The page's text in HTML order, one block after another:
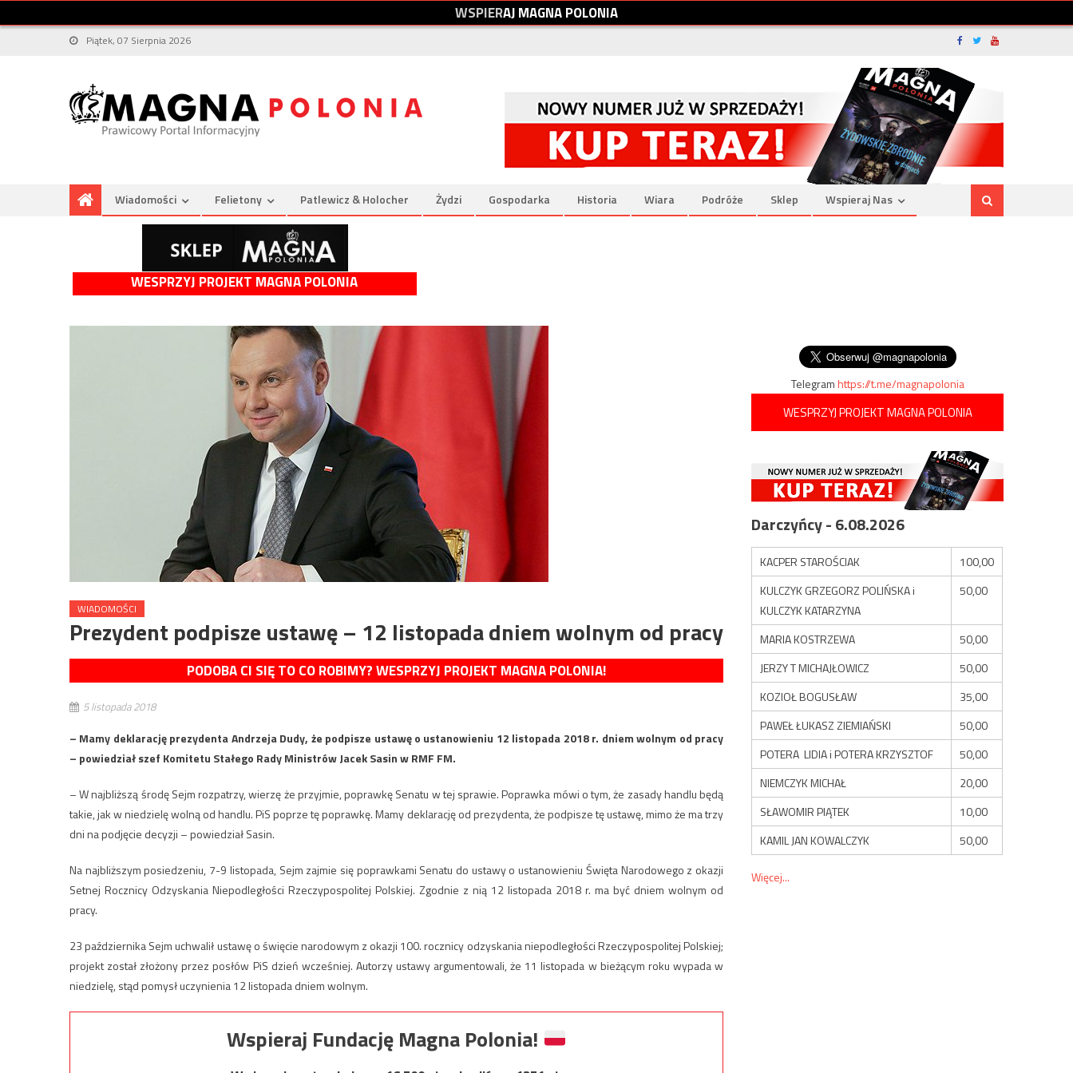
WSPIERAJMAGNAPOLONIA
Piątek, 07 Sierpnia 2026
Wiadomości Felietony Patlewicz & Holocher Żydzi Gospodarka Historia Wiara Podróże Sklep Wspieraj Nas
WESPRZYJ PROJEKT MAGNA POLONIA
WIADOMOŚCI
Prezydent podpisze ustawę – 12 listopada dniem wolnym od pracy
PODOBA CI SIĘ TO CO ROBIMY? WESPRZYJ PROJEKT MAGNA POLONIA!
5 listopada 2018
– Mamy deklarację prezydenta Andrzeja Dudy, że podpisze ustawę o ustanowieniu 12 listopada 2018 r. dniem wolnym od pracy
– powiedział szef Komitetu Stałego Rady Ministrów Jacek Sasin w RMF FM.
– W najbliższą środę Sejm rozpatrzy, wierzę że przyjmie, poprawkę Senatu w tej sprawie. Poprawka mówi o tym, że zasady handlu będą
takie, jak w niedzielę wolną od handlu. PiS poprze tę poprawkę. Mamy deklarację od prezydenta, że podpisze tę ustawę, mimo że ma trzy
dni na podjęcie decyzji – powiedział Sasin.
Na najbliższym posiedzeniu, 7-9 listopada, Sejm zajmie się poprawkami Senatu do ustawy o ustanowieniu Święta Narodowego z okazji
Setnej Rocznicy Odzyskania Niepodległości Rzeczypospolitej Polskiej. Zgodnie z nią 12 listopada 2018 r. ma być dniem wolnym od
pracy.
23 października Sejm uchwalił ustawę o święcie narodowym z okazji 100. rocznicy odzyskania niepodległości Rzeczypospolitej Polskiej;
projekt został złożony przez posłów PiS dzień wcześniej. Autorzy ustawy argumentowali, że 11 listopada w bieżącym roku wypada w
niedzielę, stąd pomysł uczynienia 12 listopada dniem wolnym.
Wspieraj Fundację Magna Polonia!
Telegramhttps://t.me/magnapolonia
WESPRZYJ PROJEKT MAGNA POLONIA
Darczyńcy - 6.08.2026
KACPER STAROŚCIAK
100,00
KULCZYK GRZEGORZ POLIŃSKA i
KULCZYK KATARZYNA
50,00
MARIA KOSTRZEWA
50,00
JERZY T MICHAJŁOWICZ
50,00
KOZIOŁ BOGUSŁAW
35,00
PAWEŁ ŁUKASZ ZIEMIAŃSKI
50,00
POTERA LIDIA i POTERA KRZYSZTOF
50,00
NIEMCZYK MICHAŁ
20,00
SŁAWOMIR PIĄTEK
10,00
KAMIL JAN KOWALCZYK
50,00
Więcej...